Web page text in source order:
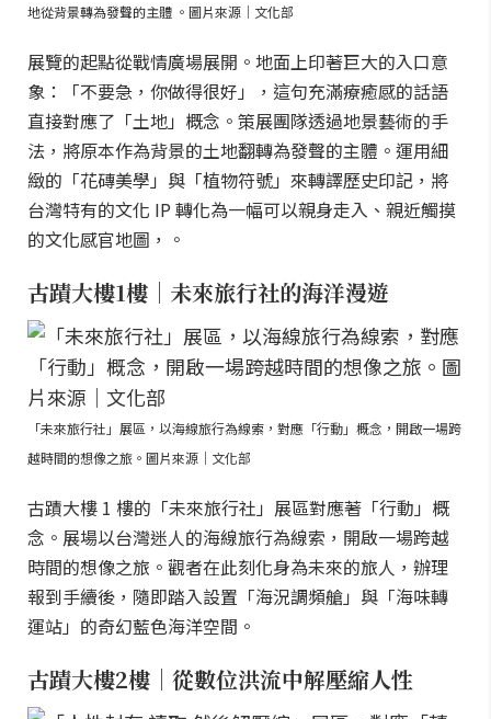
地從背景轉為發聲的主體 。圖片來源｜文化部
展覽的起點從戰情廣場展開。地面上印著巨大的入口意
象：「不要急，你做得很好」，這句充滿療癒感的話語
直接對應了「土地」概念。策展團隊透過地景藝術的手
法，將原本作為背景的土地翻轉為發聲的主體。運用細
緻的「花磚美學」與「植物符號」來轉譯歷史印記，將
台灣特有的文化 IP 轉化為一幅可以親身走入、親近觸摸
的文化感官地圖，。
古蹟大樓1樓｜未來旅行社的海洋漫遊
「未來旅行社」展區，以海線旅行為線索，對應「行動」概念，開啟一場跨
越時間的想像之旅。圖片來源｜文化部
古蹟大樓 1 樓的「未來旅行社」展區對應著「行動」概
念。展場以台灣迷人的海線旅行為線索，開啟一場跨越
時間的想像之旅。觀者在此刻化身為未來的旅人，辦理
報到手續後，隨即踏入設置「海況調頻艙」與「海味轉
運站」的奇幻藍色海洋空間。
古蹟大樓2樓｜從數位洪流中解壓縮人性